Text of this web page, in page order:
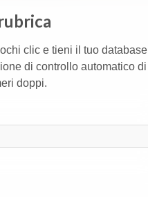
clic e tieni il tuo database
di controllo automatico di
doppi.